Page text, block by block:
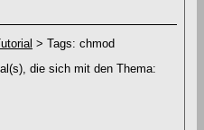
> Tags: chmod
die sich mit den Thema: